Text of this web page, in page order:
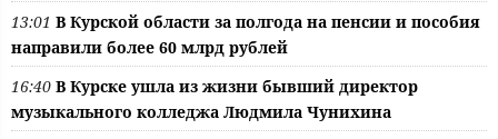
13:01 В Курской области за полгода на пенсии и пособия
направили более 60 млрд рублей
16:40 В Курске ушла из жизни бывший директор
музыкального колледжа Людмила Чунихина